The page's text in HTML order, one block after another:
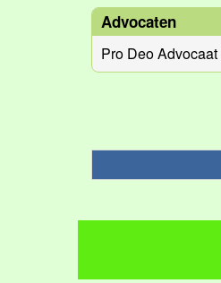
Advocaten
Pro Deo Advocaat